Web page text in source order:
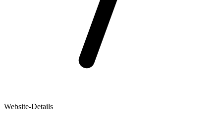
Website-Details